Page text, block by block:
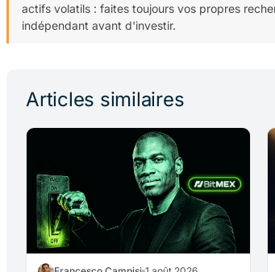
actifs volatils : faites toujours vos propres
indépendant avant d'investir.
Articles similaires